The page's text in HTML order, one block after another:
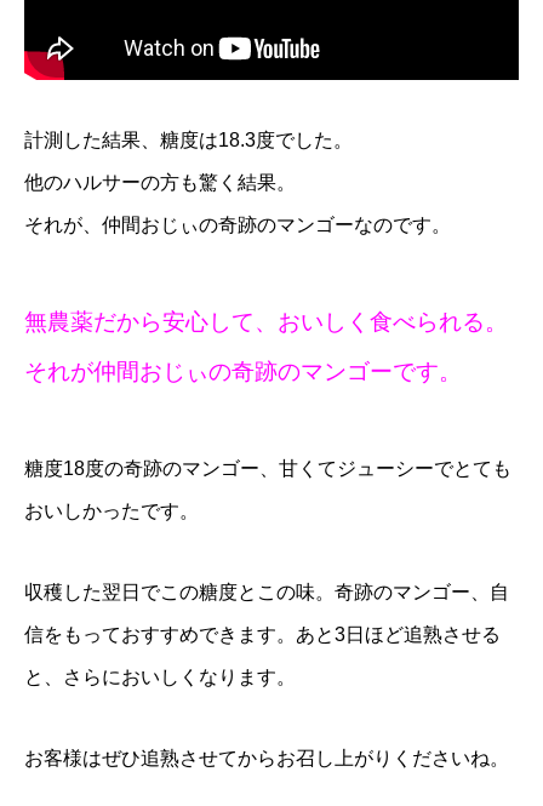
計測した結果、糖度は18.3度でした。
他のハルサーの方も驚く結果。
それが、仲間おじぃの奇跡のマンゴーなのです。
無農薬だから安心して、おいしく食べられる。
それが仲間おじぃの奇跡のマンゴーです。
糖度18度の奇跡のマンゴー、甘くてジューシーでとても
おいしかったです。
収穫した翌日でこの糖度とこの味。奇跡のマンゴー、自
信をもっておすすめできます。あと3日ほど追熟させる
と、さらにおいしくなります。
お客様はぜひ追熟させてからお召し上がりくださいね。